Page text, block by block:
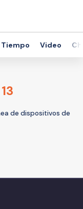
Tiempo Video
de dispositivos de